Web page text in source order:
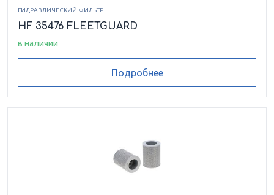
ГИДРАВЛИЧЕСКИЙ ФИЛЬТР
HF 35476 FLEETGUARD
в наличии
Подробнее